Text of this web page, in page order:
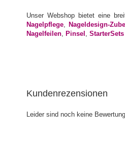
Unser Webshop bietet eine
Nagelpflege, Nageldesign-
Nagelfeilen, Pinsel , StarterSets
Kundenrezensionen
Leider sind noch keine